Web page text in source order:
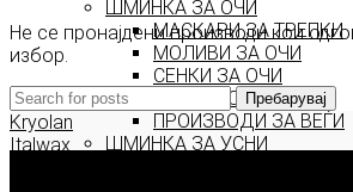
ШМИНКА ЗА ОЧИ
МАСКАРИ ЗА ТРЕПКИ
МОЛИВИ ЗА ОЧИ
СЕНКИ ЗА ОЧИ
ТУШ ЗА ОЧИ
ПРОИЗВОДИ ЗА ВЕЃИ
ШМИНКА ЗА УСНИ
Не се пронајдени производи кои
избор.
Пребарувај
Kryolan
Italwax